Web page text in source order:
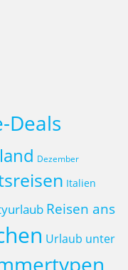
Deals
Dezember
Italien
Reisen ans
Urlaub unter